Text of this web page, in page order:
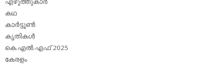
കഥ
കാര്‍ട്ടൂണ്‍
കൃതികള്‍
കെ.എല്‍.എഫ് 2025
കേരളം